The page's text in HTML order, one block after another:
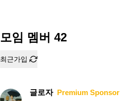
모임 멤버 42
최근가입
글로자 Premium Sponsor